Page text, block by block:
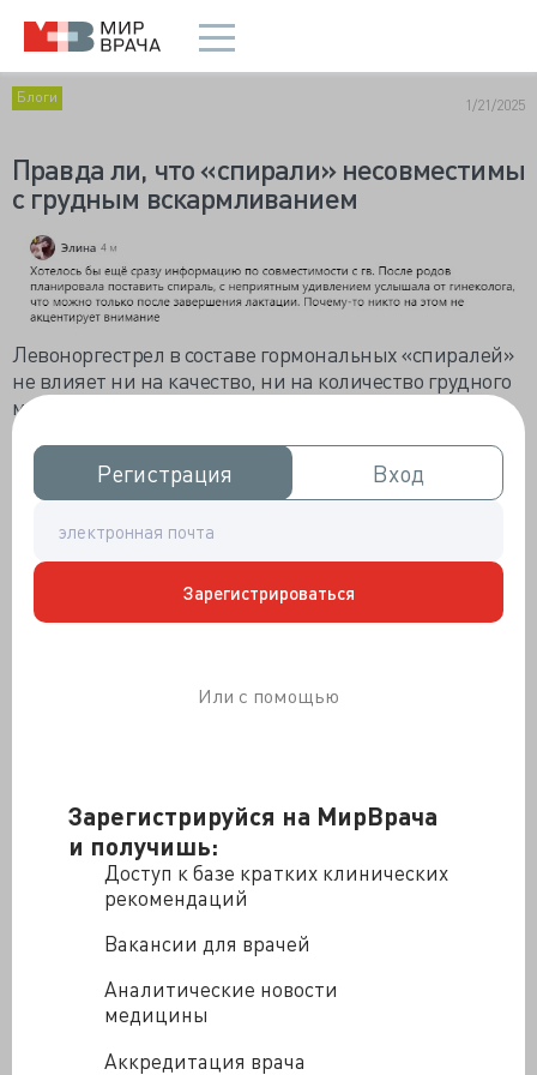
Зарегистрируйся на МирВрача
и получишь:
Доступ к базе кратких клинических
рекомендаций
Вакансии для врачей
Аналитические новости
медицины
Аккредитация врача
Регистрация
Регистрация Вход
Вход
Зарегистрироваться
Или с помощью
Блоги 1/21/2025
Правда ли, что «спирали» несовместимы
с грудным вскармливанием
Левоноргестрел в составе гормональных «спиралей»
не влияет ни на качество, ни на количество грудного
молока. Развитие и рост детей никак не отличается.
Есть единственное рандомизированное
контролируемое исследование (РКИ), которое
показало, что введение ЛНГ-ВМС сразу после родов
может уменьшить продолжительность грудного
вскармливания по сравнению с отсроченным
введением. Но два других РКИ, которые оценивали
раннее и отсроченное начало применения
прогестагеновых контрацептивов, не показали